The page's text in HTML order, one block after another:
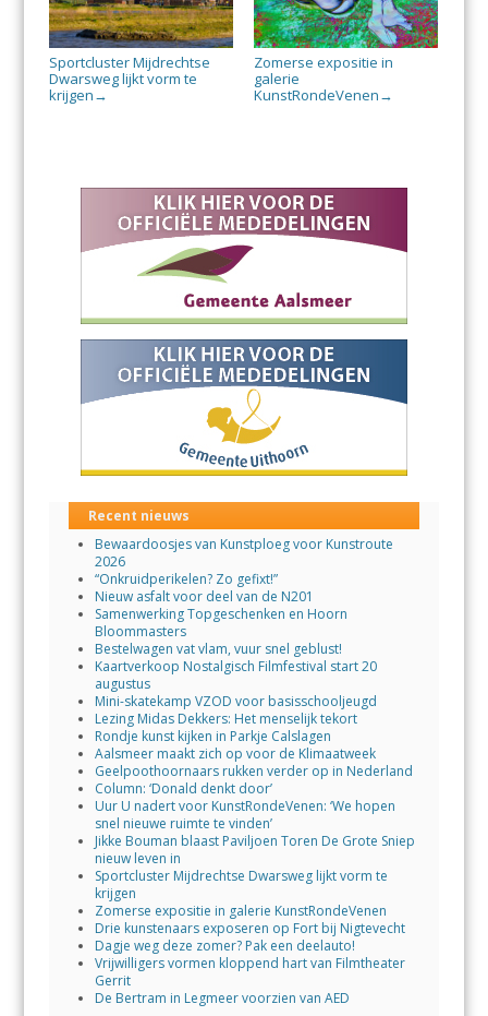
Sportcluster Mijdrechtse
Dwarsweg lijkt vorm te
krijgen →
Zomerse expositie in
galerie
KunstRondeVenen →
Recent nieuws
Bewaardoosjes van Kunstploeg voor Kunstroute
2026
“Onkruidperikelen? Zo gefixt!”
Nieuw asfalt voor deel van de N201
Samenwerking Topgeschenken en Hoorn
Bloommasters
Bestelwagen vat vlam, vuur snel geblust!
Kaartverkoop Nostalgisch Filmfestival start 20
augustus
Mini-skatekamp VZOD voor basisschooljeugd
Lezing Midas Dekkers: Het menselijk tekort
Rondje kunst kijken in Parkje Calslagen
Aalsmeer maakt zich op voor de Klimaatweek
Geelpoothoornaars rukken verder op in Nederland
Column: ‘Donald denkt door’
Uur U nadert voor KunstRondeVenen: ‘We hopen
snel nieuwe ruimte te vinden’
Jikke Bouman blaast Paviljoen Toren De Grote Sniep
nieuw leven in
Sportcluster Mijdrechtse Dwarsweg lijkt vorm te
krijgen
Zomerse expositie in galerie KunstRondeVenen
Drie kunstenaars exposeren op Fort bij Nigtevecht
Dagje weg deze zomer? Pak een deelauto!
Vrijwilligers vormen kloppend hart van Filmtheater
Gerrit
De Bertram in Legmeer voorzien van AED